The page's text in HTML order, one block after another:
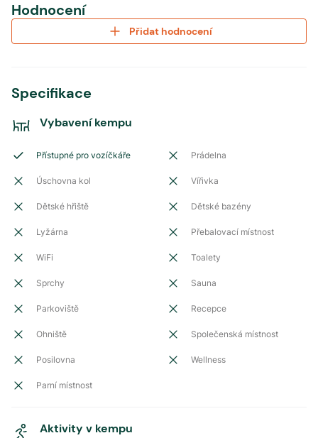
Hodnocení
Přidat hodnocení
Specifikace
Vybavení kempu
Přístupné pro vozíčkáře Prádelna
Úschovna kol Vířivka
Dětské hřiště Dětské bazény
Lyžárna Přebalovací místnost
WiFi Toalety
Sprchy Sauna
Parkoviště Recepce
Ohniště Společenská místnost
Posilovna Wellness
Parní místnost
Aktivity v kempu